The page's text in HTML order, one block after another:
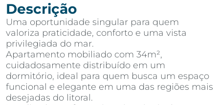
Descrição
Uma oportunidade singular para quem
valoriza praticidade, conforto e uma vista
privilegiada do mar.
Apartamento mobiliado com 34m²,
cuidadosamente distribuído em um
dormitório, ideal para quem busca um espaço
funcional e elegante em uma das regiões mais
desejadas do litoral.